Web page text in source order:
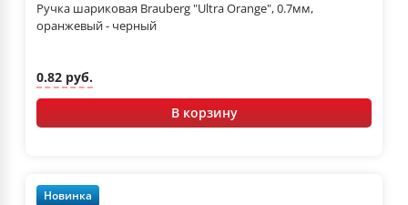
Ручка шариковая Brauberg "Ultra Orange", 0.7мм,
оранжевый - черный
0.82 руб.
В корзину
Новинка